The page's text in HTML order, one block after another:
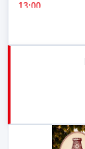
13:00